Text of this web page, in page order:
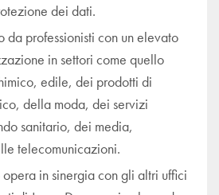
dei dati.
da professionisti con un elevato
in settori come quello
edile, dei prodotti di
della moda, dei servizi
sanitario, dei media,
telecomunicazioni.
in sinergia con gli altri uffici